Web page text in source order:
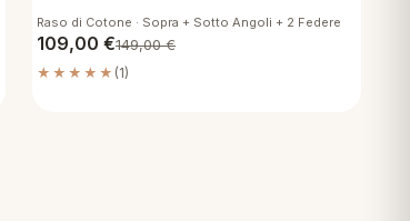
Raso di Cotone · Sopra + Sotto Angoli + 2 Federe
109,00 €149,00€
★★★★★ (1)